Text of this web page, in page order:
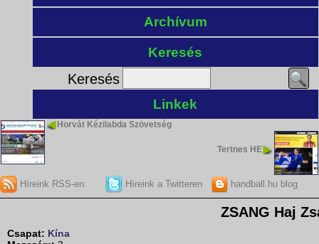
Archívum
Keresés
Keresés
Linkek
Horvát Kézilabda Szövetség
Tertnes HE
Híreink RSS-en Híreink a Twitteren handball.hu blog
ZSANG Haj
Csapat: Kína